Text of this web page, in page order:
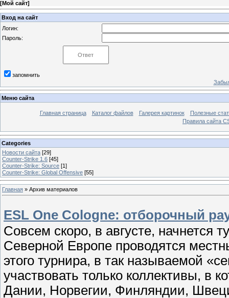
[Мой сайт]
Вход на сайт
Логин:
Пароль:
запомнить
Меню сайта
Главная страница Каталог файлов Галерея картинок
Полезные
Правила сайта
Categories
Новости сайта [29]
Counter-Strike 1.6 [45]
Counter-Strike: Sourcе [1]
Counter-Strike: Global Offensive [55]
Главная » Архив материалов
ESL One Cologne: отборочный
Совсем скоро, в августе, начнется
Северной Европе проводятся
этого турнира, в так называемой
участвовать только коллективы, в
Дании, Норвегии, Финляндии,